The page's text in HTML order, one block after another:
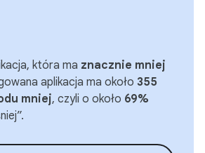
która ma znacznie mniej
aplikacja ma około 355
mniej, czyli o około 69%